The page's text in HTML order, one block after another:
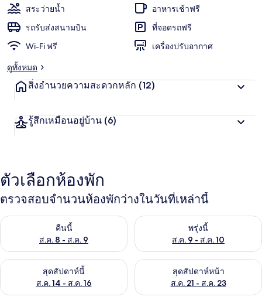
ชอบ
แ
น
น
สู
ง
จ
า
สระว่ายน้ำ
อาหารเช้าฟรี
รถรับส่งสนามบิน
ที่จอดรถฟรี
Wi-Fi ฟรี
เครื่องปรับอากาศ
ดูทั้งหมด
สิ่งอำนวยความสะดวกหลัก (12)
รู้สึกเหมือนอยู่บ้าน (6)
ตัวเลือกห้องพัก
ตรวจสอบจำนวนห้องพักว่างในวันที่เหล่านี้
คืนนี้
ส.ค. 8 - ส.ค. 9
ตรวจสอบจำนวนห้องพักว่างในคืนนี้ ส.ค. 8 - ส.ค. 9พรุ่งนี้
ส.ค. 9 - ส.ค. 10
ตรวจสอบจำนวนห้องพักว่างใน
สุดสัปดาห์นี้
ส.ค. 14 - ส.ค. 16
ตรวจสอบจำนวนห้องพักว่างในสุดสัปดาห์นี้ ส.ค. 14 - ส.ค. 16
สุดสัปดาห์หน้า
ส.ค. 21 - ส.ค. 23
ตรวจสอบจำนวนห้องพักว่างใน